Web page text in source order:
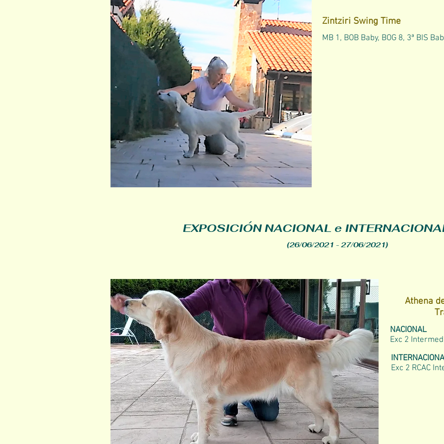
Zintziri Swing Time
MB 1, BOB Baby, BOG 8, 3ª BIS
EXPOSICIÓN NACIONAL e
(26/06/2021 - 27/06/2021)
Athena
Exc 2 RCAC
NACIONAL
Exc 2